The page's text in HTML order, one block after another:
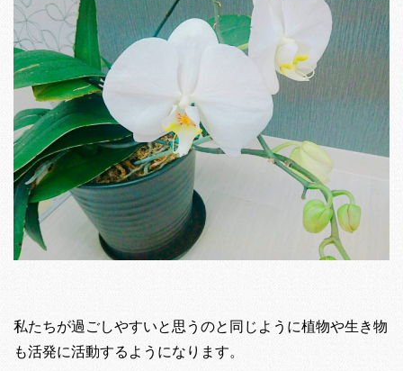
私たちが過ごしやすいと思うのと同じように植物や生き物
も活発に活動するようになります。